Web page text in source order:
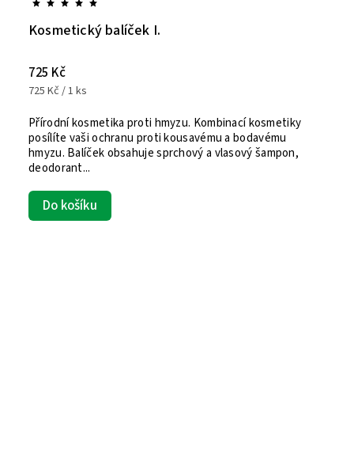
Kosmetický balíček I.
725 Kč
725 Kč / 1 ks
Do košíku
Přírodní kosmetika proti hmyzu. Kombinací kosmetiky
posílíte vaši ochranu proti kousavému a bodavému
hmyzu. Balíček obsahuje sprchový a vlasový šampon,
deodorant...